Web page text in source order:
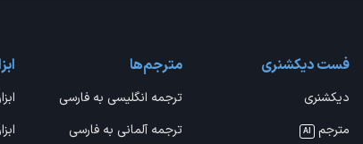
فست دیکشنری
دیکشنری
مترجم
AI
مترجم‌ها
ترجمه انگلیسی به فارسی
ترجمه آلمانی به فارسی